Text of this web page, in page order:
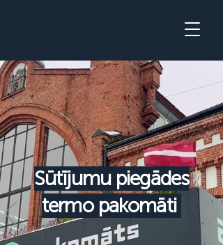
Sūtījumu piegādes
termo pakomāti